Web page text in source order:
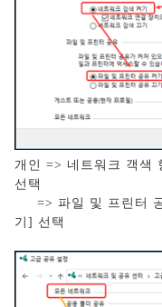
개인 => 네트워크 객색
선택
=> 파일 및 프린터 공
기] 선택